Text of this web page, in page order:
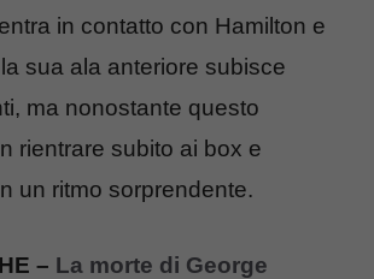
in contatto con Hamilton e
sua ala anteriore subisce
ma nonostante questo
rientrare subito ai box e
un ritmo sorprendente.
– La morte di George